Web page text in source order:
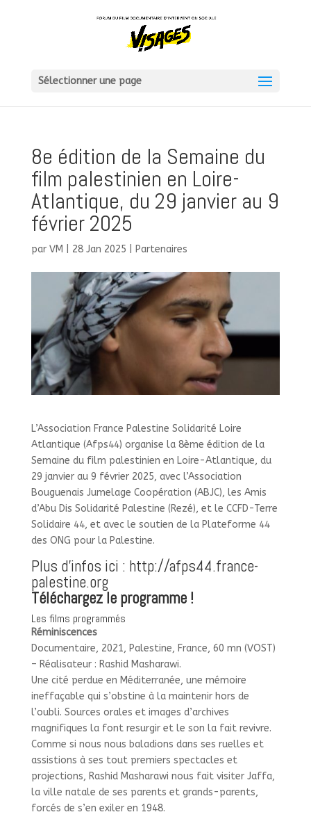
Sélectionner une page
8e édition de la Semaine du
film palestinien en Loire-
Atlantique, du 29 janvier au 9
février 2025
par VM 28 Jan 2025 Partenaires
L’Association France Palestine Solidarité Loire
Atlantique (Afps44) organise la 8ème édition de la
Semaine du film palestinien en Loire-Atlantique, du
29 janvier au 9 février 2025, avec l’Association
Bouguenais Jumelage Coopération (ABJC), les Amis
d’Abu Dis Solidarité Palestine (Rezé), et le CCFD-Terre
Solidaire 44, et avec le soutien de la Plateforme 44
des ONG pour la Palestine.
Plus d’infos ici : http://afps44.france-
palestine.org
Téléchargez le programme !
Les films programmés
Réminiscences
Documentaire, 2021, Palestine, France, 60 mn (VOST)
– Réalisateur : Rashid Masharawi.
Une cité perdue en Méditerranée, une mémoire
ineffaçable qui s’obstine à la maintenir hors de
l’oubli. Sources orales et images d’archives
magnifiques la font resurgir et le son la fait revivre.
Comme si nous nous baladions dans ses ruelles et
assistions à ses tout premiers spectacles et
projections, Rashid Masharawi nous fait visiter Jaffa,
la ville natale de ses parents et grands-parents,
forcés de s’en exiler en 1948.